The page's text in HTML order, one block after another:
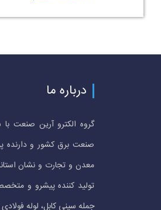
درباره ما
گروه الکترو آرین صنعت
صنعت برق کشور و دارنده
معدن و تجارت و نشان
تولید کننده پیشرو و
جمله سینی کابل، لوله